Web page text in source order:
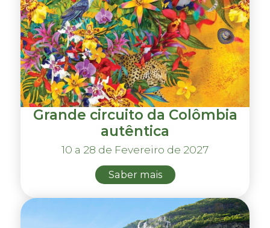
Grande circuito da Colômbia
autêntica
10 a 28 de Fevereiro de 2027
Saber mais